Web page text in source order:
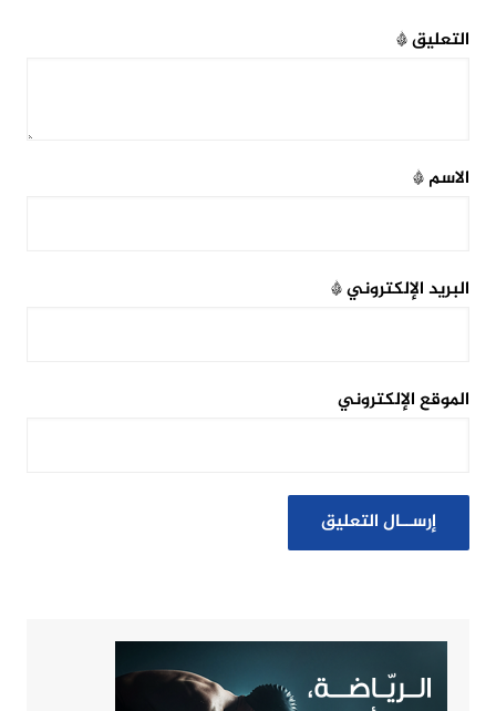
التعليق*
الاسم*
البريد الإلكتروني*
الموقع الإلكتروني